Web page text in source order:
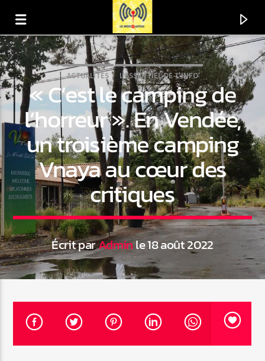
En ce moment
Titre
Artiste
Web-Radio-Le-Mosquitos
ACTUALITÉS L'ESSENTIEL-DE-L'INFO
« C’est le camping de
l’horreur ». En Vendée,
un troisième camping
Vnaya au cœur des
critiques
Écrit parAdminle 18 août 2022